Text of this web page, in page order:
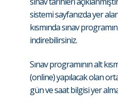
sistemi sayfanızda yer
kısmında sınav
indirebilirsiniz.
Sınav programının alt
(online) yapılacak olan
gün ve saat bilgisi yer